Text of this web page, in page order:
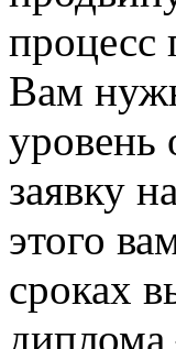
процесс
Вам
уровень
заявку
этого
сроках
диплома